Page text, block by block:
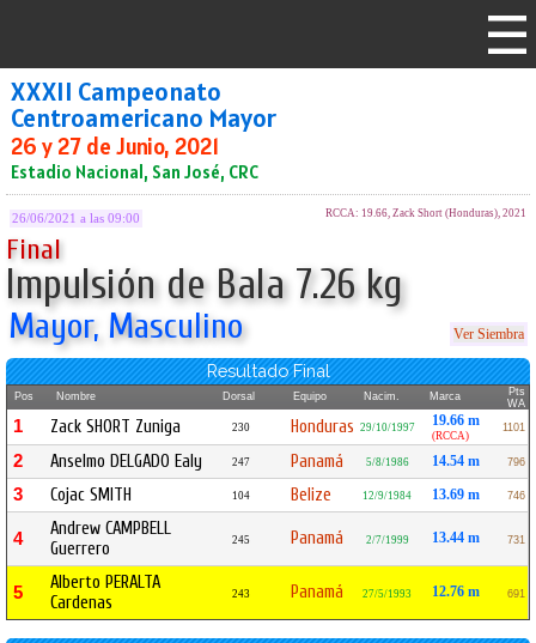
XXXII Campeonato
Centroamericano Mayor
26 y 27 de Junio, 2021
Estadio Nacional, San José, CRC
26/06/2021 a las 09:00 RCCA: 19.66, Zack Short (Honduras), 2021
Final
Impulsión de Bala 7.26 kg
Mayor, Masculino Ver Siembra
Resultado Final
Pos Nombre Dorsal Equipo Nacim. Marca
Pts
WA
1 Zack SHORT Zuniga 230 Honduras 29/10/1997 19.66 m
(RCCA)
1101
2 Anselmo DELGADO Ealy 247 Panamá 5/8/1986 14.54 m 796
3 Cojac SMITH 104 Belize 12/9/1984 13.69 m 746
4
Andrew CAMPBELL
Guerrero
245 Panamá 2/7/1999 13.44 m 731
5
Alberto PERALTA
Cardenas
243 Panamá 27/5/1993 12.76 m 691